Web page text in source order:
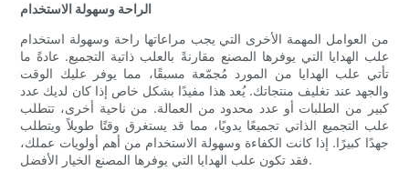
الراحة وسهولة الاستخدام
من العوامل المهمة الأخرى التي يجب مراعاتها راحة وسهولة استخدام
علب الهدايا التي يوفرها المصنع مقارنةً بالعلب ذاتية التجميع. عادةً ما
تأتي علب الهدايا من المورد مُجمّعة مسبقًا، مما يوفر عليك الوقت
والجهد عند تغليف منتجاتك. يُعد هذا مفيدًا بشكل خاص إذا كان لديك عدد
كبير من الطلبات أو عدد محدود من العمالة. من ناحية أخرى، تتطلب
علب التجميع الذاتي تجميعًا يدويًا، مما قد يستغرق وقتًا طويلاً ويتطلب
جهدًا كبيرًا. إذا كانت الكفاءة وسهولة الاستخدام من أهم أولويات عملك،
فقد تكون علب الهدايا التي يوفرها المصنع الخيار الأفضل.